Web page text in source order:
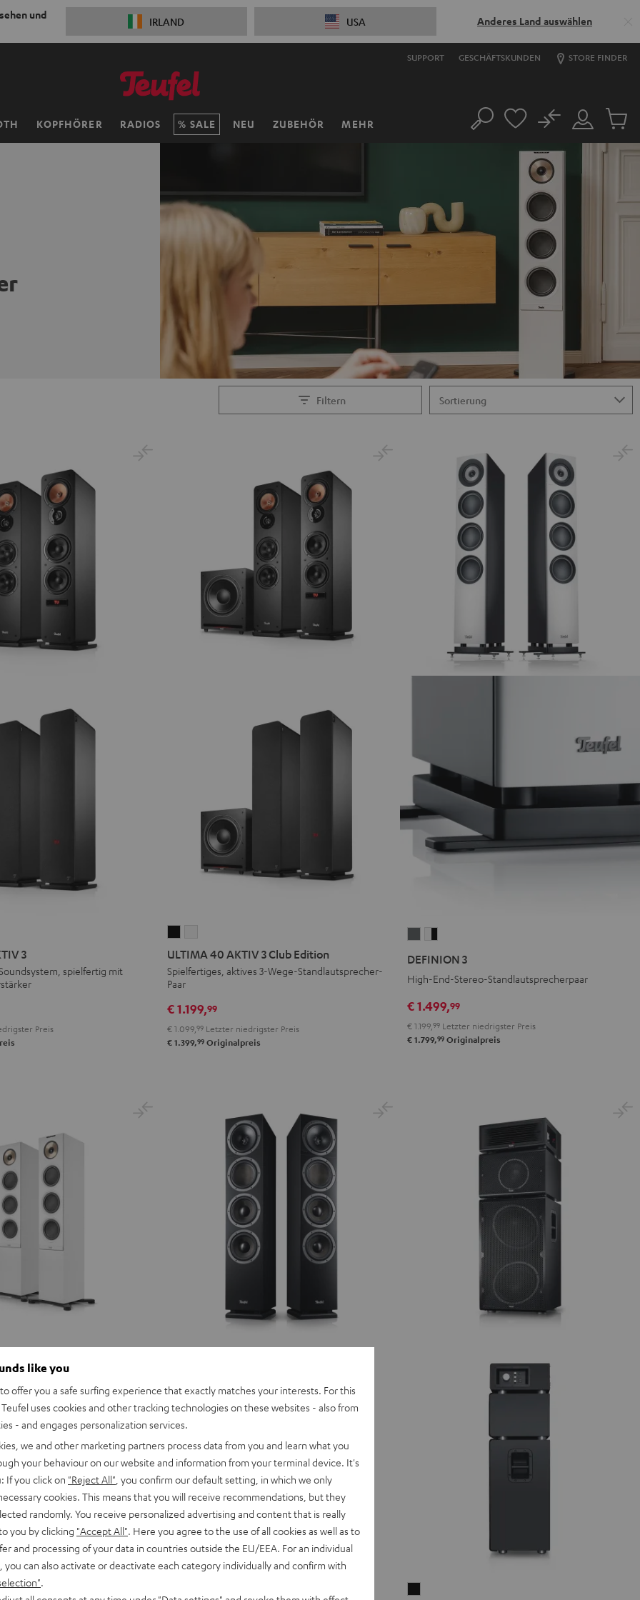
und IRLAND USA Anderes Land auswählen
SUPPORT GESCHÄFTSKUNDEN STORE FINDER
KOPFHÖRER RADIOS SALE NEU ZUBEHÖR MEHR Suche
Mein
Konto
No
Artikel
Filtern
3
spielfertig mit
Preis
40
AKTIV
3
Edition
Schwarz
40
AKTIV
Edition
Weiß
ULTIMA 40 AKTIV 3 Club Edition
Spielfertiges, aktives 3-Wege-Standlautsprecher-
Paar
€ 1.199,99
€ 1.099, 99 Letzter niedrigster Preis
€ 1.399,99 Originalpreis
/
Schwarz
DEFINION 3
High-End-Stereo-Standlautsprecherpaar
€ 1.499,99
€ 1.199,99 Letzter niedrigster Preis
€ 1.799,99 Originalpreis
like you
offer you a safe surfing experience that exactly matches your interests. For this
uses cookies and other tracking technologies on these websites - also from
- and engages personalization services.
we and other marketing partners process data from you and learn what you
your behaviour on our website and information from your terminal device. It's
If you click on "Reject All" , you confirm our default setting, in which we only
cookies. This means that you will receive recommendations, but they
randomly. You receive personalized advertising and content that is really
you by clicking "Accept All" . Here you agree to the use of all cookies as well as to
and processing of your data in countries outside the EU/EEA. For an individual
you can also activate or deactivate each category individually and confirm with